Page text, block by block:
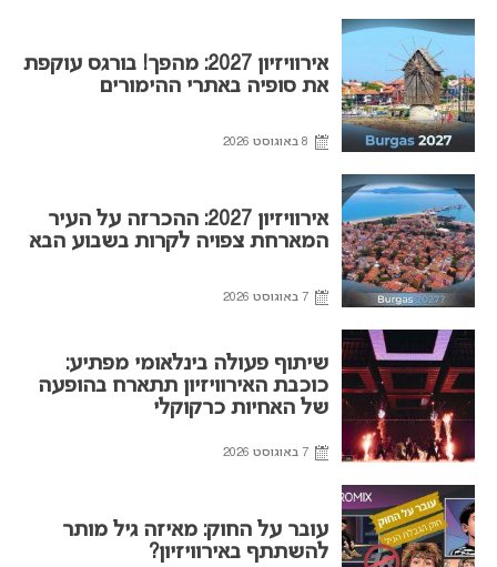
אירוויזיון 2027: מהפך! בורגס עוקפת
את סופיה באתרי ההימורים
8 באוגוסט 2026
אירוויזיון 2027: ההכרזה על העיר
המארחת צפויה לקרות בשבוע הבא
7 באוגוסט 2026
שיתוף פעולה בינלאומי מפתיע:
כוכבת האירוויזיון תתארח בהופעה
של האחיות כרקוקלי
7 באוגוסט 2026
עובר על החוק: מאיזה גיל מותר
להשתתף באירוויזיון?